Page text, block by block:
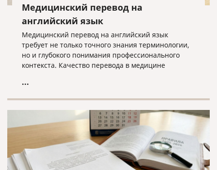
Медицинский перевод на
английский язык
Медицинский перевод на английский язык
требует не только точного знания терминологии,
но и глубокого понимания профессионального
контекста. Качество перевода в медицине
эффективность международной коммуникации.
...